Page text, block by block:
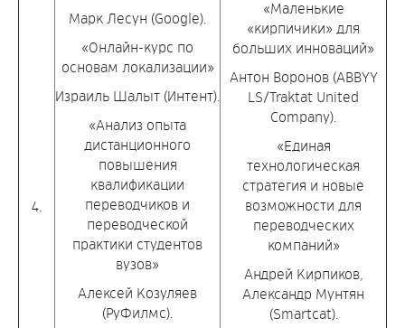
4.
Марк Лесун (Google).
«Онлайн-курс по
основам локализации»
Израиль Шалыт (Интент).
«Анализ опыта
дистанционного
повышения
квалификации
переводчиков и
переводческой
практики студентов
вузов»
Алексей Козуляев
(РуФилмс).
«Маленькие
«кирпичики» для
больших инноваций»
Антон Воронов (ABBYY
LS/Traktat United
Company).
«Единая
технологическая
стратегия и новые
возможности для
переводческих
компаний»
Андрей Кирпиков,
Александр Мунтян
(Smartcat).